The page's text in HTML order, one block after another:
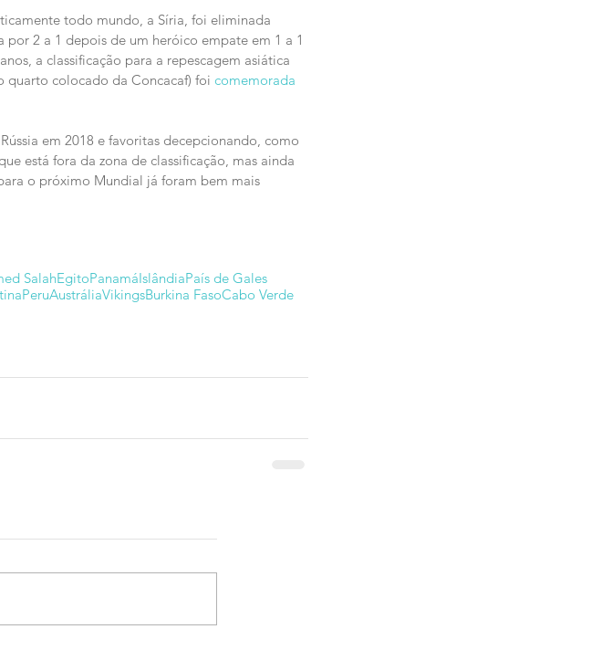
todo mundo, a Síria, foi eliminada
2 a 1 depois de um heróico empate em 1 a 1
a classificação para a repescagem asiática
quarto colocado da Concacaf) foi comemorada
em 2018 e favoritas decepcionando, como
está fora da zona de classificação, mas ainda
o próximo Mundial já foram bem mais
SalahEgitoPanamáIslândiaPaís de Gales
PeruAustráliaVikingsBurkina FasoCabo Verde